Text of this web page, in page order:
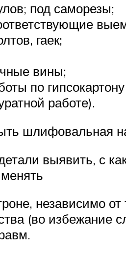
под саморезы;
гаек;
вины;
по
работе).
шлифовальная
выявить, с
независимо
(во избежание